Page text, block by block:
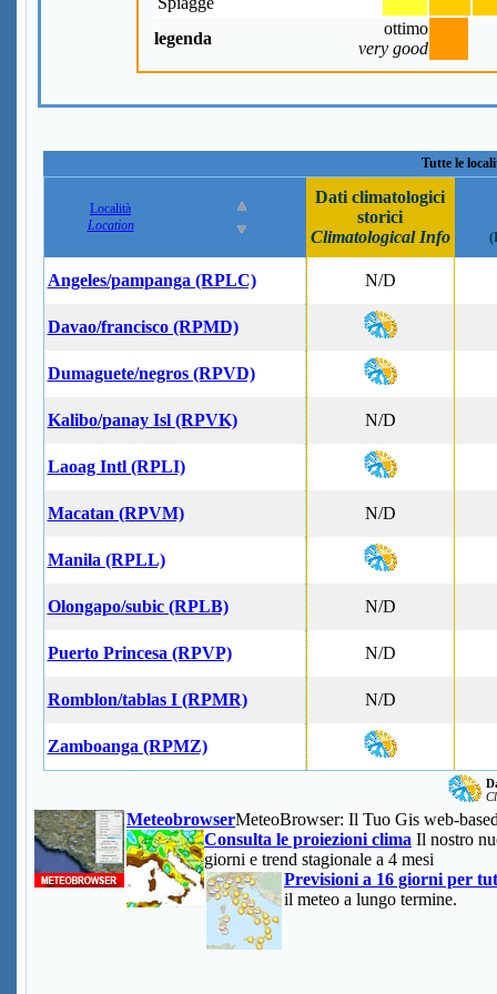
legenda
ottimo
very good
Tutte le
Località
Location
Dati climatologici
storici
Climatological Info
Angeles/pampanga (RPLC) N/D
Davao/francisco (RPMD)
Dumaguete/negros (RPVD)
Kalibo/panay Isl (RPVK) N/D
Laoag Intl (RPLI)
Macatan (RPVM) N/D
Manila (RPLL)
Olongapo/subic (RPLB) N/D
Puerto Princesa (RPVP) N/D
Romblon/tablas I (RPMR) N/D
Zamboanga (RPMZ)
MeteobrowserMeteoBrowser: Il Tuo Gis web-
Consulta le proiezioni clima Il nostro
giorni e trend stagionale a 4 mesi
Previsioni a 16 giorni per
il meteo a lungo termine.